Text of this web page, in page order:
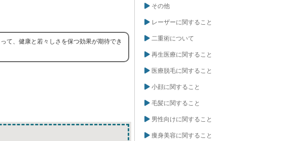
て、健康と若々しさを保つ効果が期待でき
その他
レーザーに関すること
二重術について
再生医療に関すること
医療脱毛に関すること
小顔に関すること
毛髪に関すること
男性向けに関すること
痩身美容に関すること